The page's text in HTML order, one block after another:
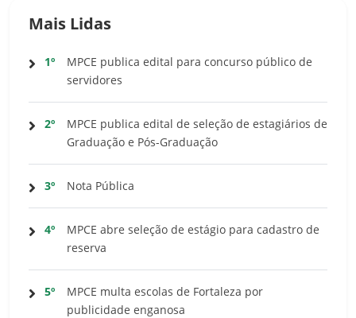
Mais Lidas
1º
MPCE publica edital para concurso público de
servidores
2º
MPCE publica edital de seleção de estagiários de
Graduação e Pós-Graduação
3º Nota Pública
4º
MPCE abre seleção de estágio para cadastro de
reserva
5º
MPCE multa escolas de Fortaleza por
publicidade enganosa